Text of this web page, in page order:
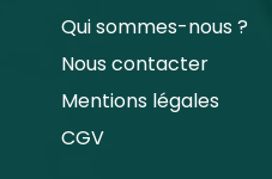
Qui sommes-nous ?
Nous contacter
Mentions légales
CGV